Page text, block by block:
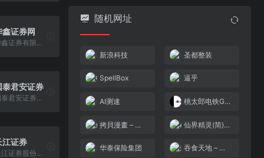
鑫证券网
华鑫证券有限责任公司是经中国证券监督管理委员会批准于2001年3月在深圳市注册成立的全国性综合类证券经营机构。
泰君安证券
国泰君安证券股份有限公司（简称&ldquo;国泰君安&rdquo;或&ldquo;公司&rdquo;），是国内历史最悠久、牌照最齐全、规模最大的综合类券商之一，由均创设于1992 年的原国泰证券和原君安证券通过新设合并、增资扩股，于1999年8月18日组建成立。公司于2015年6月A股（601211.SH）上市，2017年4月H股（2611.HK）上市，实现了A+H国际化资本架构。
江证券
长江证券股份有限公司（下称公司）是全牌照上市证券公司，也是中西部较大的证券公司。
随机网址
新浪科技 圣都整装
SpellBox 逼乎
AI测速 桃太郎电铁G 打造黄金卡组![XDD](简)(JP)(128Mb)
拷貝漫畫 – 海賊王 海贼王 哥布林殺手 哥布林杀手 漫畫 漫画 FGO FGO 東方 东方 艦娘 舰娘 同人志 本子 更新 全集 在綫漫畫 在线漫画 – 拷貝漫畫 拷贝漫画 仙界精灵(简)[南晶科技](CN)[RPG](16Mb)
华泰保险集团 吞食天地 – 三国外传(不花屏版)(简)[先锋卡通](JP)[RPG](8Mb)